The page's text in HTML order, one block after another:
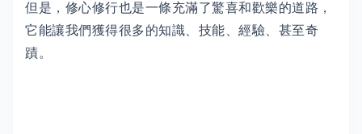
但是，修心修行也是一條充滿了驚喜和歡樂的道路，
它能讓我們獲得很多的知識、技能、經驗、甚至奇
蹟。